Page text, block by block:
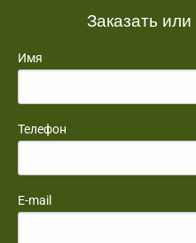
Заказать
Имя
Телефон
E-mail